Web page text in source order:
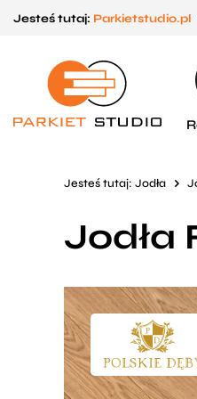
do menu
głównego
do
menu
w
Jesteś tutaj: Parkietstudio.pl
Jesteś tutaj: Jodła
Jodła